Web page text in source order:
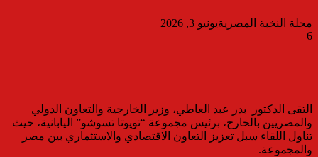
مجلة النخبة المصريةيونيو 3, 2026
6
التقى الدكتور بدر عبد العاطي، وزير الخارجية والتعاون الدولي
والمصريين بالخارج، برئيس مجموعة “تويوتا تسوشو” اليابانية، حيث
تناول اللقاء سبل تعزيز التعاون الاقتصادي والاستثماري بين مصر
والمجموعة.